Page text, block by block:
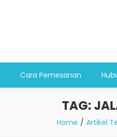
Cara Pemesanan
TAG:
Home Artikel